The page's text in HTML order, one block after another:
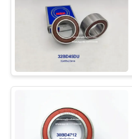
자동차
어링